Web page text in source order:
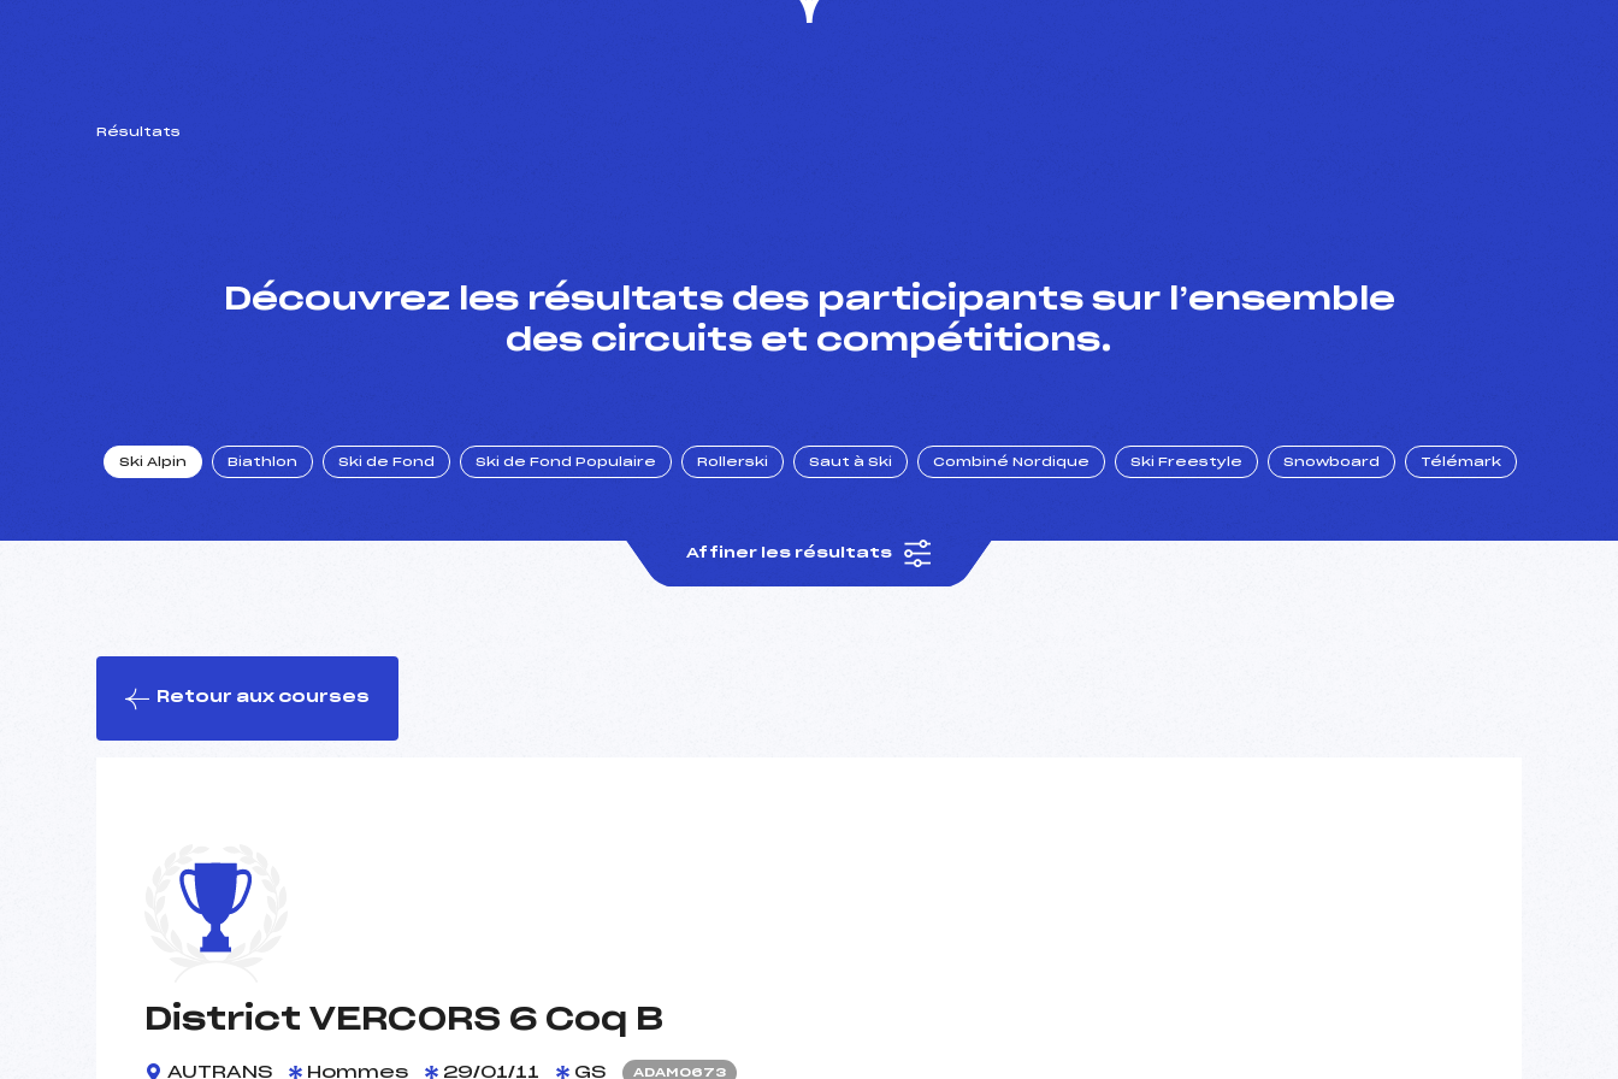
Résultats
Découvrez les résultats des participants sur l’ensemble
des circuits et compétitions.
Ski Alpin Biathlon Ski de Fond Ski de Fond Populaire Rollerski Saut à Ski Combiné Nordique Ski Freestyle Snowboard Télémark
Affiner les résultats
Retour aux courses
District VERCORS 6 Coq B
AUTRANS Hommes 29/01/11 GS ADAM0673